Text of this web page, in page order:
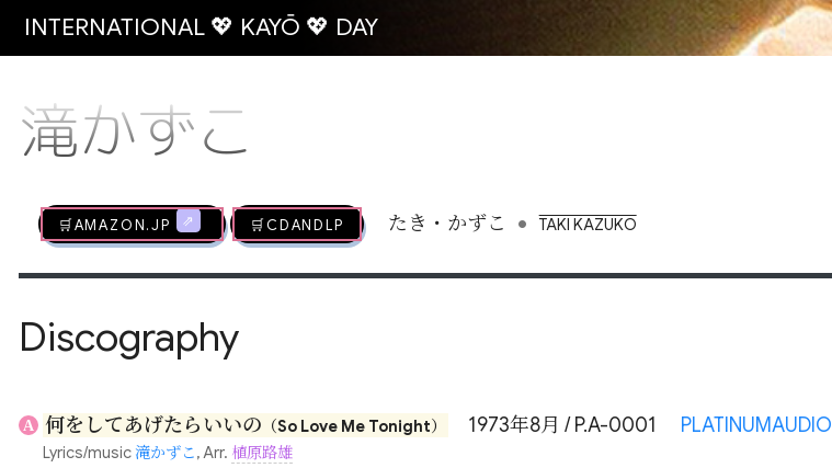
INTERNATIONAL 💖 KAYŌ 💖 DAY
滝かずこ
🛒AMAZON.jp 🛒CDandLP たき・かずこ • TAKI KAZUKO
Discography
A 何をしてあげたらいいの （So Love Me Tonight） 1973年8月 / P.A-0001 PLATINUMAUDIO
Lyrics/music滝かずこ, Arr. 植原路雄